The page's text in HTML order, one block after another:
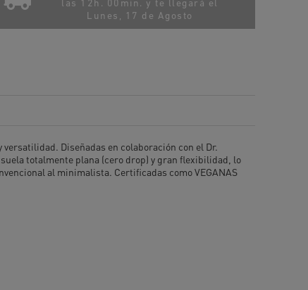
las 12h. 00min. y te llegará el
Lunes, 17 de Agosto
Diseñadas en colaboración con el Dr.
totalmente plana (cero drop) y gran flexibilidad, lo
al minimalista. Certificadas como VEGANAS